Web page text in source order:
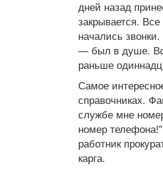
дней назад
закрывается.
начались
— был в душе.
раньше
Самое
справочниках.
службе мне
номер
работник
карга.